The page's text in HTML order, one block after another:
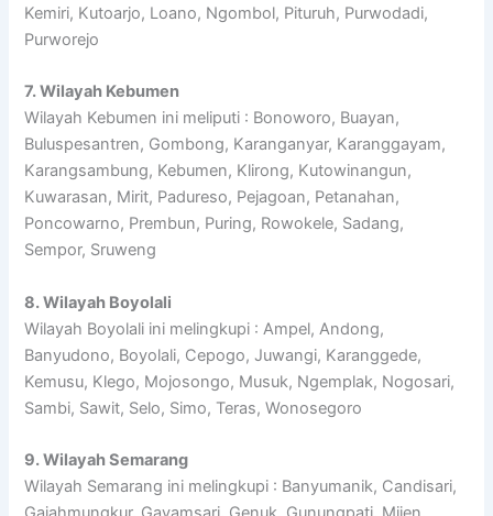
Kemiri, Kutoarjo, Loano, Ngombol, Pituruh, Purwodadi,
Purworejo
7. Wilayah Kebumen
Wilayah Kebumen ini meliputi : Bonoworo, Buayan,
Buluspesantren, Gombong, Karanganyar, Karanggayam,
Karangsambung, Kebumen, Klirong, Kutowinangun,
Kuwarasan, Mirit, Padureso, Pejagoan, Petanahan,
Poncowarno, Prembun, Puring, Rowokele, Sadang,
Sempor, Sruweng
8. Wilayah Boyolali
Wilayah Boyolali ini melingkupi : Ampel, Andong,
Banyudono, Boyolali, Cepogo, Juwangi, Karanggede,
Kemusu, Klego, Mojosongo, Musuk, Ngemplak, Nogosari,
Sambi, Sawit, Selo, Simo, Teras, Wonosegoro
9. Wilayah Semarang
Wilayah Semarang ini melingkupi : Banyumanik, Candisari,